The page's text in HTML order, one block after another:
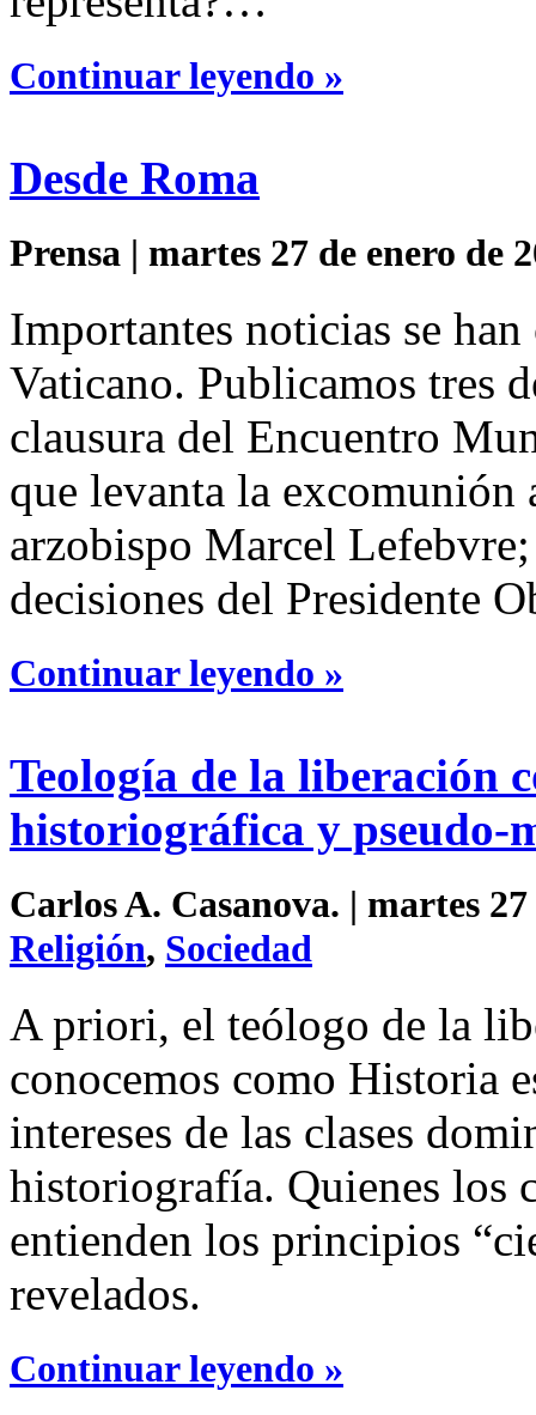
Continuar leyendo »
Desde Roma
Prensa | martes 27 de enero de
Importantes noticias se
Vaticano. Publicamos tres
clausura del Encuentro
que levanta la excomunión
arzobispo Marcel
decisiones del Presidente
Continuar leyendo »
Teología de la liberación
historiográfica y pseudo-
Carlos A. Casanova. | martes
Religión, Sociedad
A priori, el teólogo de la
conocemos como Historia
intereses de las clases
historiografía. Quienes los
entienden los principios
revelados.
Continuar leyendo »